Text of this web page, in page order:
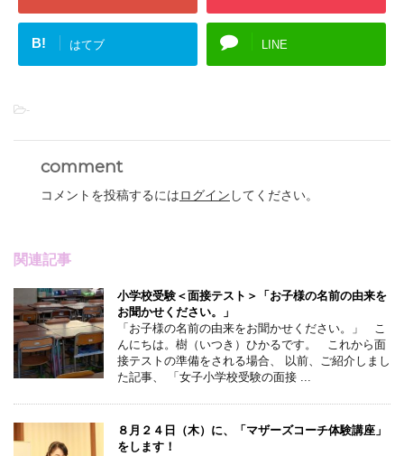
B! はてブ LINE
-
comment
コメントを投稿するにはログイン してください。
関連記事
小学校受験＜面接テスト＞「お子様の名前の由来を
お聞かせください。」
「お子様の名前の由来をお聞かせください。」 こ
んにちは。樹（いつき）ひかるです。 これから面
接テストの準備をされる場合、 以前、ご紹介しまし
た記事、 「女子小学校受験の面接 ...
８月２４日（木）に、「マザーズコーチ体験講座」
をします！